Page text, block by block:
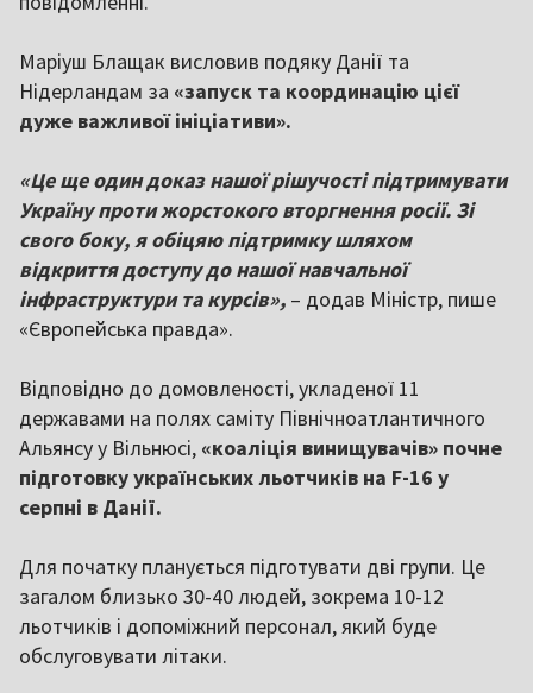
Маріуш Блащак висловив подяку Данії та
Нідерландам за «запуск та координацію цієї
дуже важливої ініціативи».
«Це ще один доказ нашої рішучості підтримувати
Україну проти жорстокого вторгнення росії. Зі
свого боку, я обіцяю підтримку шляхом
відкриття доступу до нашої навчальної
інфраструктури та курсів», – додав Міністр, пише
«Європейська правда».
Відповідно до домовленості, укладеної 11
державами на полях саміту Північноатлантичного
Альянсу у Вільнюсі, «коаліція винищувачів» почне
підготовку українських льотчиків на F-16 у
серпні в Данії.
Для початку планується підготувати дві групи. Це
загалом близько 30-40 людей, зокрема 10-12
льотчиків і допоміжний персонал, який буде
обслуговувати літаки.